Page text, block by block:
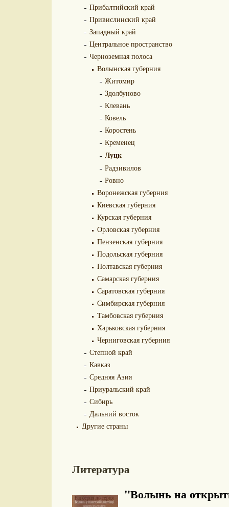
Прибалтийский край
Привислинский край
Западный край
Центральное пространство
Черноземная полоса
Волынская губерния
Житомир
Здолбуново
Клевань
Ковель
Коростень
Кременец
Луцк
Радзивилов
Ровно
Воронежская губерния
Киевская губерния
Курская губерния
Орловская губерния
Пензенская губерния
Подольская губерния
Полтавская губерния
Самарская губерния
Саратовская губерния
Симбирская губерния
Тамбовская губерния
Харьковская губерния
Черниговская губерния
Степной край
Кавказ
Средняя Азия
Приуральский край
Сибирь
Дальний восток
Другие страны
Литература
"Волынь на